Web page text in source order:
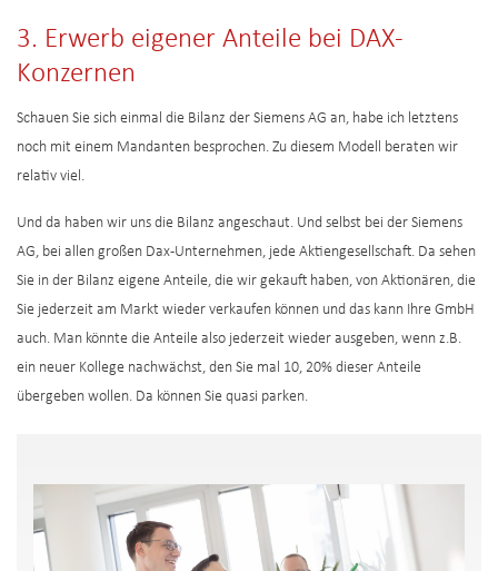
3. Erwerb eigener Anteile bei DAX-
Konzernen
Schauen Sie sich einmal die Bilanz der Siemens AG an, habe ich letztens
noch mit einem Mandanten besprochen. Zu diesem Modell beraten wir
relativ viel.
Und da haben wir uns die Bilanz angeschaut. Und selbst bei der Siemens
AG, bei allen großen Dax-Unternehmen, jede Aktiengesellschaft. Da sehen
Sie in der Bilanz eigene Anteile, die wir gekauft haben, von Aktionären, die
Sie jederzeit am Markt wieder verkaufen können und das kann Ihre GmbH
auch. Man könnte die Anteile also jederzeit wieder ausgeben, wenn z.B.
ein neuer Kollege nachwächst, den Sie mal 10, 20% dieser Anteile
übergeben wollen. Da können Sie quasi parken.